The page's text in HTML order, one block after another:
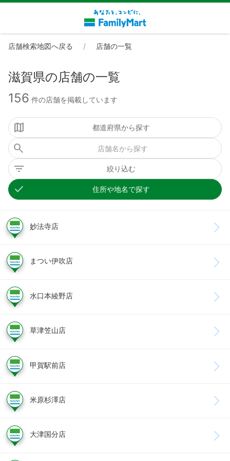
店舗検索地図へ戻る 店舗の一覧
滋賀県の店舗の一覧
156 件の店舗を掲載しています
都道府県から探す
絞り込む
住所や地名で探す
妙法寺店
まつい伊吹店
水口本綾野店
草津笠山店
甲賀駅前店
米原杉澤店
大津国分店